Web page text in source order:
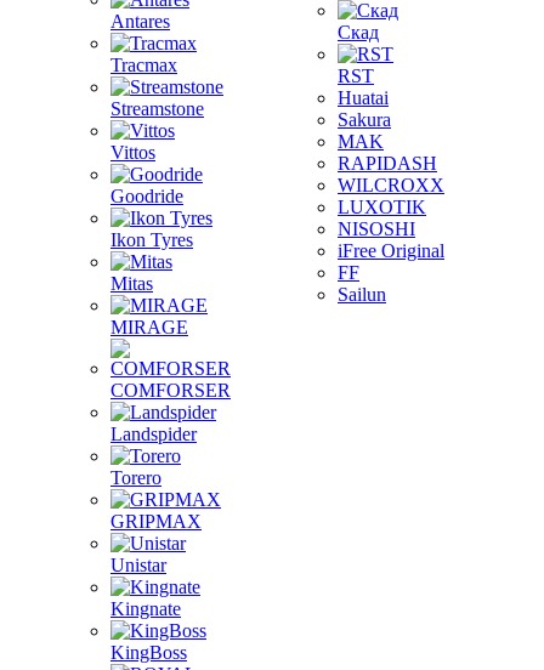
Antares
Tracmax
Streamstone
Vittos
Goodride
Ikon Tyres
Mitas
MIRAGE
COMFORSER
Landspider
Torero
GRIPMAX
Unistar
Kingnate
KingBoss
Скад
RST
Huatai
Sakura
MAK
RAPIDASH
WILCROXX
LUXOTIK
NISOSHI
iFree Original
FF
Sailun